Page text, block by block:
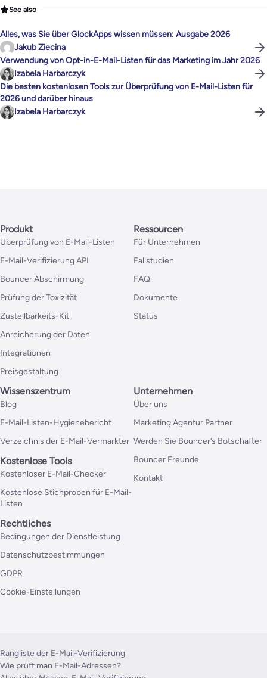
See also
Alles, was Sie über GlockApps wissen müssen: Ausgabe 2026
Jakub Ziecina
Verwendung von Opt-in-E-Mail-Listen für das Marketing im Jahr 2026
Izabela Harbarczyk
Die besten kostenlosen Tools zur Überprüfung von E-Mail-Listen für
2026 und darüber hinaus
Izabela Harbarczyk
Produkt
Überprüfung von E-Mail-Listen
E-Mail-Verifizierung API
Bouncer Abschirmung
Prüfung der Toxizität
Zustellbarkeits-Kit
Anreicherung der Daten
Integrationen
Preisgestaltung
Ressourcen
Für Unternehmen
Fallstudien
FAQ
Dokumente
Status
Wissenszentrum
Blog
E-Mail-Listen-Hygienebericht
Verzeichnis der E-Mail-Vermarkter
Kostenlose Tools
Kostenloser E-Mail-Checker
Kostenlose Stichproben für E-Mail-
Listen
Unternehmen
Über uns
Marketing Agentur Partner
Werden Sie Bouncer’s Botschafter
Bouncer Freunde
Kontakt
Rechtliches
Bedingungen der Dienstleistung
Datenschutzbestimmungen
GDPR
Cookie-Einstellungen
Rangliste der E-Mail-Verifizierung
Wie prüft man E-Mail-Adressen?